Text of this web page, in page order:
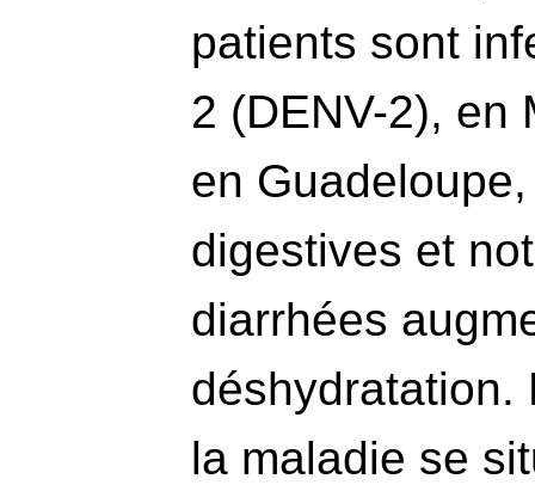
patients sont
2 (DENV-2), en
en
digestives et
diarrhées
déshydratation.
la maladie se